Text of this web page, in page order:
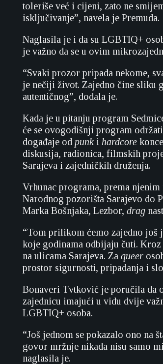
toleriše već i cijeni, zato ne
isključivanje”, navela je Premuda.
Naglasila je i da su LGBTIQ+
je važno da se u ovim
“Svaki prozor pripada nekome,
je nečiji život. Zajedno čine sliku
autentičnog”, dodala je.
Kada je u pitanju program
će se ovogodišnji program
događaje od punk i hardcore
diskusija, radionica, filmskih
Sarajeva i zajedničkih druženja.
Vrhunac programa, prema
Narodnog pozorišta Sarajevo do
Marka Bošnjaka, Lezbor, drag
“Tom prilikom ćemo zajedno još
koje godinama odbijaju čuti.
na ulicama Sarajeva. Za queer
prostor sigurnosti, pripadanja i
Bonaveri Tvtković je poručila da
zajednicu imajući u vidu dvije
LGBTIQ+ osoba.
“Još jednom se pokazalo ono na
govor mržnje nikada nisu samo
naglasila je.